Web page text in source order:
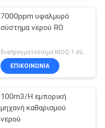
7000ppm υφαλμυρό
σύστημα νερού RO
διαπραγματεύσιμα MOQ:1 σύνολο
ΕΠΙΚΟΙΝΩΝΙΑ
100m3/H εμπορική
μηχανή καθαρισμού
νερού